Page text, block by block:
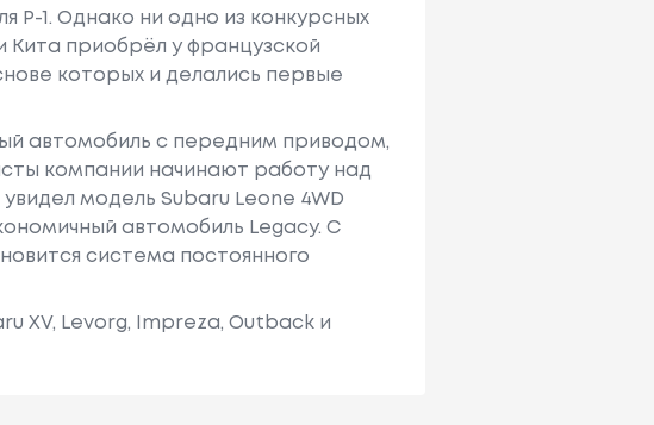
P-1. Однако ни одно из конкурсных
Кита приобрёл у французской
которых и делались первые
автомобиль с передним приводом,
компании начинают работу над
модель Subaru Leone 4WD
автомобиль Legacy. С
система постоянного
XV, Levorg, Impreza, Outback и